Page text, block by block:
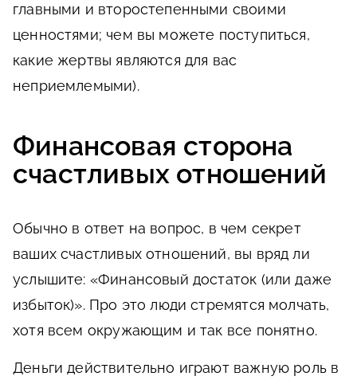
главными и второстепенными своими
ценностями; чем вы можете поступиться,
какие жертвы являются для вас
неприемлемыми).
Финансовая сторона
счастливых отношений
Обычно в ответ на вопрос, в чем секрет
ваших счастливых отношений, вы вряд ли
услышите: «Финансовый достаток (или даже
избыток)». Про это люди стремятся молчать,
хотя всем окружающим и так все понятно.
Деньги действительно играют важную роль в